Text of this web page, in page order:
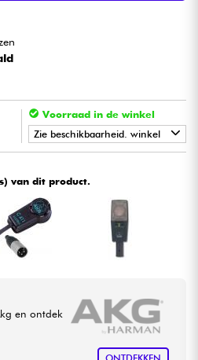
onze merken
Voorraad in de winkel
Zie beschikbaarheid. winkel
• Star LILLE
• LYON
MusicTOULOUSE
van dit product.
en ontdek